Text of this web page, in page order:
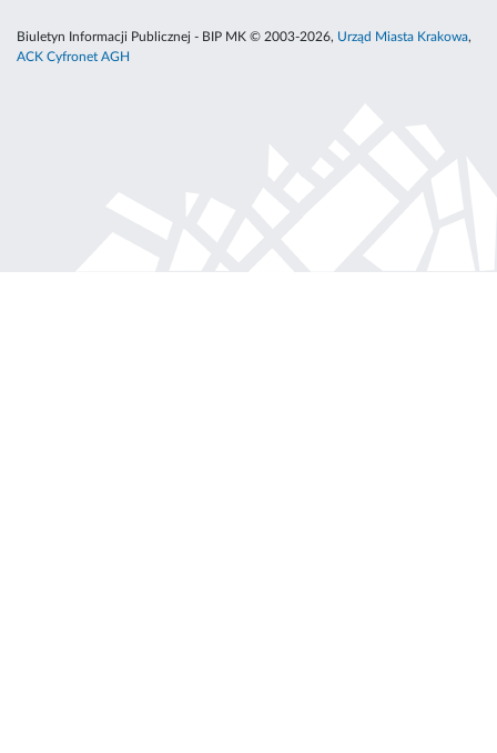
Biuletyn Informacji Publicznej - BIP MK © 2003-2026, Urząd Miasta Krakowa,
ACK Cyfronet AGH